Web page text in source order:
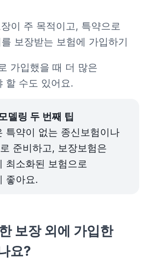
이 주 목적이고, 특약으로
보장받는 보험에 가입하기
가입했을 때 더 많은
할 수도 있어요.
특약이 없는 종신보험이나
준비하고, 보장보험은
최소화된 보험으로
좋아요.
보장 외에 가입한
요?